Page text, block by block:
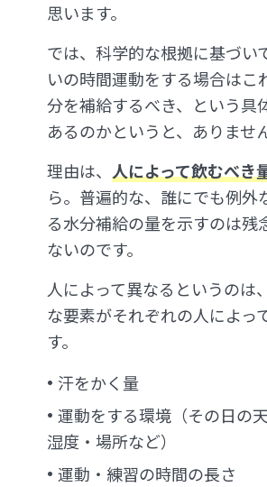
思います。
では、科学的な根拠に基づい
いの時間運動をする場合はこ
分を補給するべき、という具
あるのかというと、ありませ
理由は、 人によって飲むべき
ら。普遍的な、誰にでも例外
る水分補給の量を示すのは残
ないのです。
人によって異なるというのは
な要素がそれぞれの人によっ
す。
汗をかく量
運動をする環境（その日の
湿度・場所など）
運動・練習の時間の長さ